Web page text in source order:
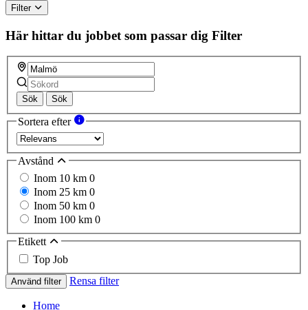
Filter
Här hittar du jobbet som passar dig Filter
Sök Sök
Sortera efter
Avstånd
Inom 10 km 0
Inom 25 km 0
Inom 50 km 0
Inom 100 km 0
Etikett
Top Job
Använd filter Rensa filter
Home